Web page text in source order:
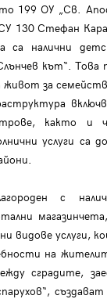
199 ОУ „Св.
130 Стефан
са налични
кът“. Това
за
както и
услуги са
с
видове услуги,
на
сградите,